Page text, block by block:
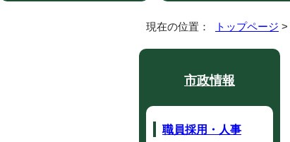
現在の位置： トップページ >
市政情報
職員採用・人事